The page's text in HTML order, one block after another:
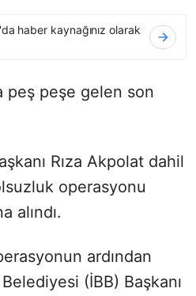
haber kaynağınız olarak
peş peşe gelen son
Rıza Akpolat dahil
operasyonu
alındı.
ardından
(İBB) Başkanı